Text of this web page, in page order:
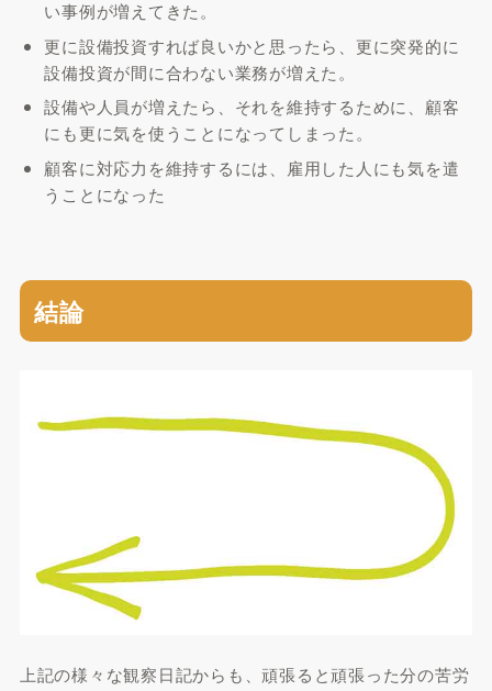
い事例が増えてきた。
更に設備投資すれば良いかと思ったら、更に突発的に
設備投資が間に合わない業務が増えた。
設備や人員が増えたら、それを維持するために、顧客
にも更に気を使うことになってしまった。
顧客に対応力を維持するには、雇用した人にも気を遣
うことになった
結論
上記の様々な観察日記からも、頑張ると頑張った分の苦労